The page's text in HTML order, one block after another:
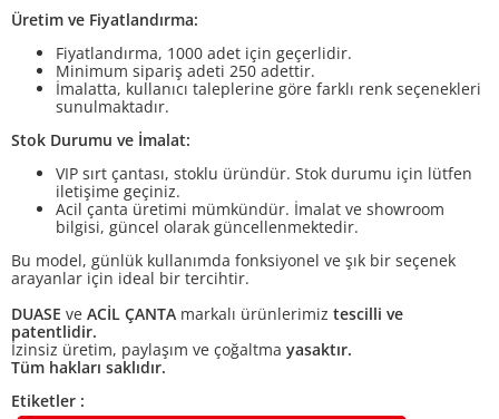
Üretim ve Fiyatlandırma:
Fiyatlandırma, 1000 adet için geçerlidir.
Minimum sipariş adeti 250 adettir.
İmalatta, kullanıcı taleplerine göre farklı renk seçenekleri
sunulmaktadır.
Stok Durumu ve İmalat:
VIP sırt çantası, stoklu üründür. Stok durumu için lütfen
iletişime geçiniz.
Acil çanta üretimi mümkündür. İmalat ve showroom
bilgisi, güncel olarak güncellenmektedir.
Bu model, günlük kullanımda fonksiyonel ve şık bir seçenek
arayanlar için ideal bir tercihtir.
DUASE ve ACİL ÇANTA markalı ürünlerimiz tescilli ve
patentlidir.
İzinsiz üretim, paylaşım ve çoğaltma yasaktır.
Tüm hakları saklıdır.
Etiketler :